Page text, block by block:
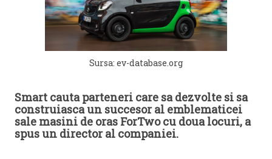
Sursa: ev-database.org
Smart cauta parteneri care sa dezvolte si sa
construiasca un succesor al emblematicei
sale masini de oras ForTwo cu doua locuri, a
spus un director al companiei.